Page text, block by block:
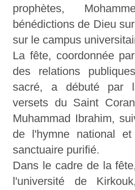
prophètes,
bénédictions de Dieu
sur le campus
La fête, coordonnée
des relations
sacré, a débuté par
versets du Saint
Muhammad Ibrahim,
de l'hymne national
sanctuaire purifié.
Dans le cadre de la
l'université de